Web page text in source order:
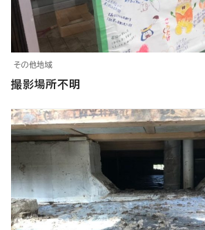
その他地域
撮影場所不明